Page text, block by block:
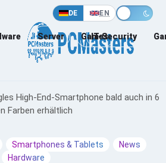
DE EN
Server Games
IT-Security
High-End-Smartphone bald auch in 6
Farben erhältlich
Smartphones & Tablets
News
Hardware